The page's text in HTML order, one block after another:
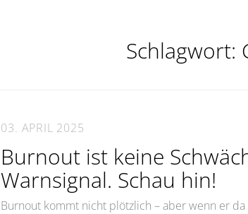
Schlagwort:
03. APRIL 2025
Burnout ist keine
Warnsignal. Schau hin!
Burnout kommt nicht plötzlich – aber wenn er